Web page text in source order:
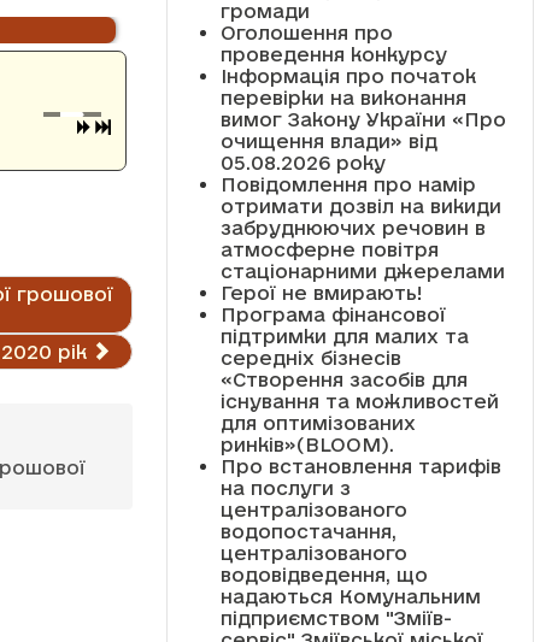
грошової
рік
громади
Оголошення про
проведення конкурсу
Інформація про початок
перевірки на виконання
вимог Закону України «Про
очищення влади» від
05.08.2026 року
Повідомлення про намір
отримати дозвіл на викиди
забруднюючих речовин в
атмосферне повітря
стаціонарними джерелами
Герої не вмирають!
Програма фінансової
підтримки для малих та
середніх бізнесів
«Створення засобів для
існування та можливостей
для оптимізованих
ринків»(BLOOM).
Про встановлення тарифів
на послуги з
централізованого
водопостачання,
централізованого
водовідведення, що
надаються Комунальним
підприємством "Зміїв-